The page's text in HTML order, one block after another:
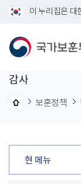
이 누리집은 대
감사
보훈정책
현 메뉴